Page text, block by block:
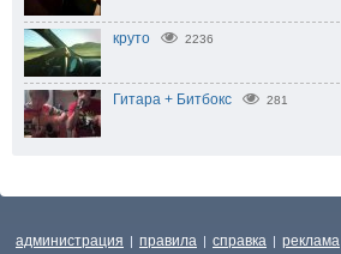
круто 2236
Гитара + Битбокс 281
администрация | правила | справка | реклама